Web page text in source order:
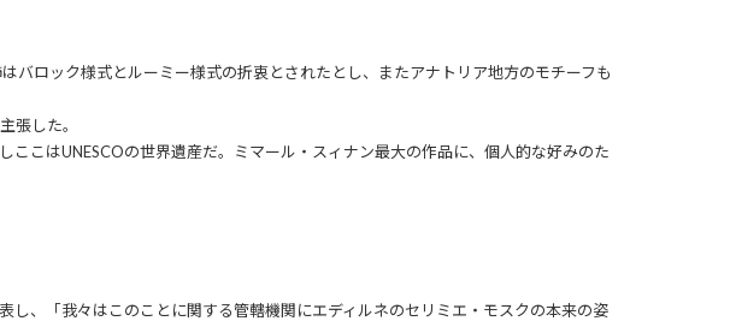
ロック様式とルーミー様式の折衷とされたとし、またアナトリア地方のモチーフも
張した。
こはUNESCOの世界遺産だ。ミマール・スィナン最大の作品に、個人的な好みのた
、「我々はこのことに関する管轄機関にエディルネのセリミエ・モスクの本来の姿